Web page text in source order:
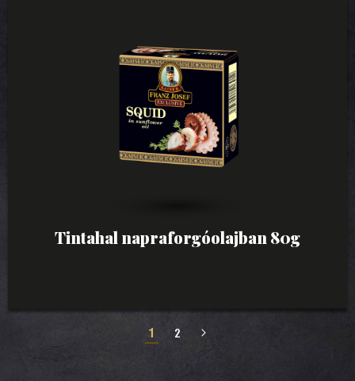
Tintahal napraforgóolajban 80g
1 2 »